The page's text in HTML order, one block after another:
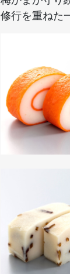
修行を重ねた